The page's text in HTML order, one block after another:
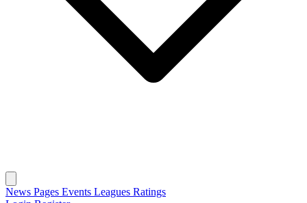
News Pages Events Leagues Ratings